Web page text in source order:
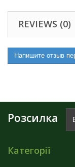
REVIEWS (0)
Напишите отзыв
Розсилка
Категорії